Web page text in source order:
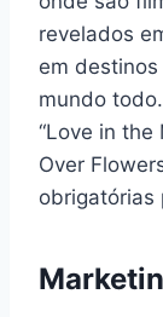
revelados
em
mundo
“Love in the
Over
obrigatórias